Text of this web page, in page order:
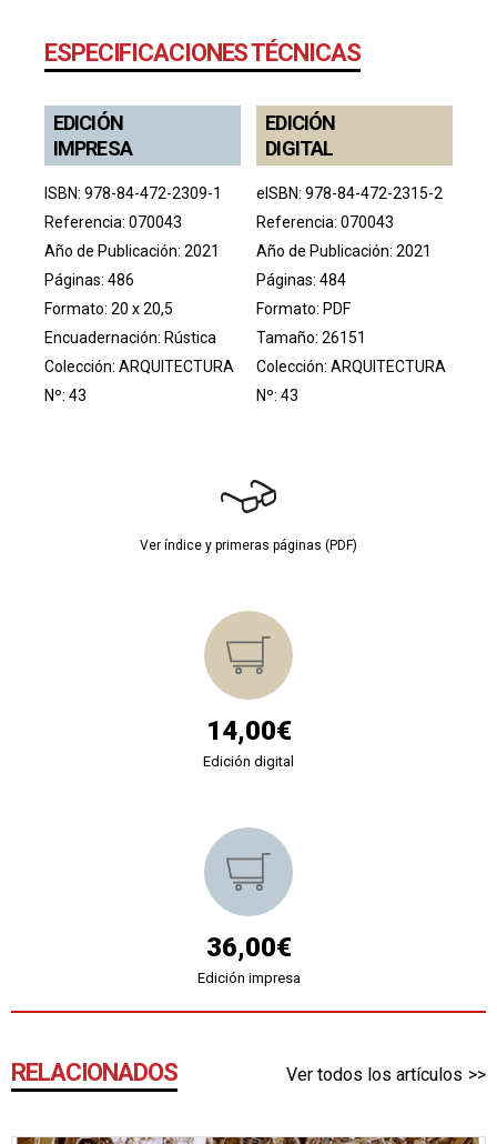
ESPECIFICACIONES TÉCNICAS
EDICIÓN
IMPRESA
ISBN: 978-84-472-2309-1
Referencia: 070043
Año de Publicación: 2021
Páginas: 486
Formato: 20 x 20,5
Encuadernación: Rústica
Colección: ARQUITECTURA
Nº: 43
EDICIÓN
DIGITAL
eISBN: 978-84-472-2315-2
Referencia: 070043
Año de Publicación: 2021
Páginas: 484
Formato: PDF
Tamaño: 26151
Colección:ARQUITECTURA
Nº: 43
Ver índice y primeras páginas (PDF)
14,00€
Edición digital
36,00€
Edición impresa
RELACIONADOS Ver todos los artículos